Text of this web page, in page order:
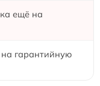
ещё на
гарантийную